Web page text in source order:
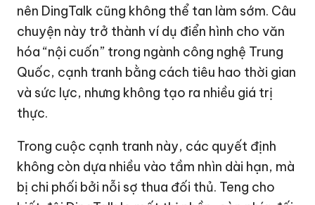
nên DingTalk cũng không thể tan làm sớm. Câu
chuyện này trở thành ví dụ điển hình cho văn
hóa “nội cuốn” trong ngành công nghệ Trung
Quốc, cạnh tranh bằng cách tiêu hao thời gian
và sức lực, nhưng không tạo ra nhiều giá trị
thực.
Trong cuộc cạnh tranh này, các quyết định
không còn dựa nhiều vào tầm nhìn dài hạn, mà
bị chi phối bởi nỗi sợ thua đối thủ. Teng cho